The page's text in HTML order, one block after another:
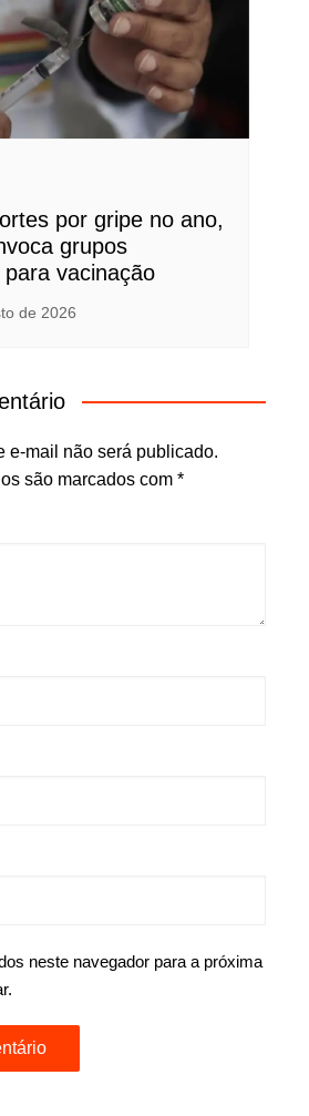
por gripe no ano,
grupos
vacinação
de 2026
e-mail não será publicado.
são marcados com *
neste navegador para a próxima